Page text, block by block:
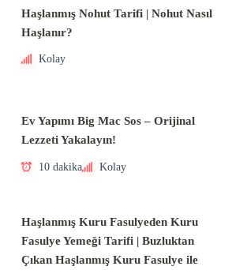
Haşlanmış Nohut Tarifi | Nohut Nasıl
Haşlanır?
Kolay
Ev Yapımı Big Mac Sos – Orijinal
Lezzeti Yakalayın!
10 dakika Kolay
Haşlanmış Kuru Fasulyeden Kuru
Fasulye Yemeği Tarifi | Buzluktan
Çıkan Haşlanmış Kuru Fasulye ile